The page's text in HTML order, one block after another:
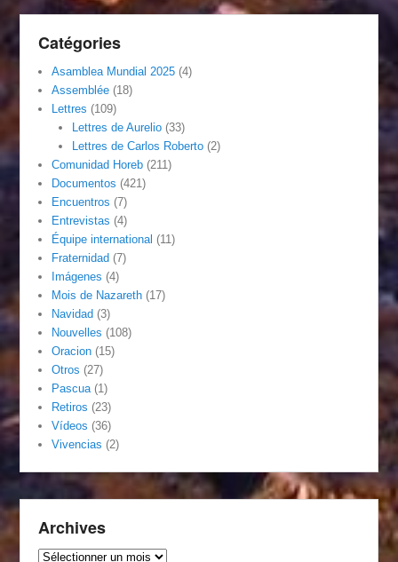
Catégories
Asamblea Mundial 2025 (4)
Assemblée (18)
Lettres (109)
Lettres de Aurelio(33)
Lettres de Carlos Roberto(2)
Comunidad Horeb (211)
Documentos (421)
Encuentros (7)
Entrevistas (4)
Équipe international (11)
Fraternidad (7)
Imágenes (4)
Mois de Nazareth (17)
Navidad (3)
Nouvelles (108)
Oracion (15)
Otros (27)
Pascua(1)
Retiros (23)
Vídeos (36)
Vivencias (2)
Archives
Archives